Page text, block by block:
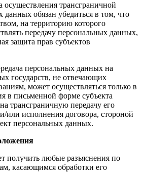
осуществления трансграничной
данных обязан убедиться в том, что
на территорию которого
передачу персональных данных,
защита прав субъектов
персональных данных на
государств, не отвечающих
может осуществляться только в
в письменной форме субъекта
трансграничную передачу его
или исполнения договора, стороной
персональных данных.
получить любые разъяснения по
касающимся обработки его